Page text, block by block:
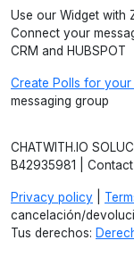
Use our Widget with
Connect your
CRM and HUBSPOT
Create Polls for your
messaging group
CHATWITH.IO
B42935981 |
Privacy policy
cancelación/
Tus derechos: